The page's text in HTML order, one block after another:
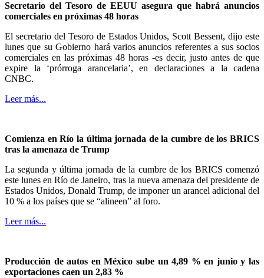
Secretario del Tesoro de EEUU asegura que habrá anuncios
comerciales en próximas 48 horas
El secretario del Tesoro de Estados Unidos, Scott Bessent, dijo este
lunes que su Gobierno hará varios anuncios referentes a sus socios
comerciales en las próximas 48 horas -es decir, justo antes de que
expire la ‘prórroga arancelaria’, en declaraciones a la cadena
CNBC.
Leer más...
Comienza en Río la última jornada de la cumbre de los BRICS
tras la amenaza de Trump
La segunda y última jornada de la cumbre de los BRICS comenzó
este lunes en Río de Janeiro, tras la nueva amenaza del presidente de
Estados Unidos, Donald Trump, de imponer un arancel adicional del
10 % a los países que se “alineen” al foro.
Leer más...
Producción de autos en México sube un 4,89 % en junio y las
exportaciones caen un 2,83 %